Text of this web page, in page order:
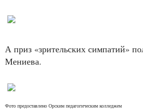
А приз «зрительских симпатий»
Мениева.
Фото предоставлено Орским педагогическим колледжем